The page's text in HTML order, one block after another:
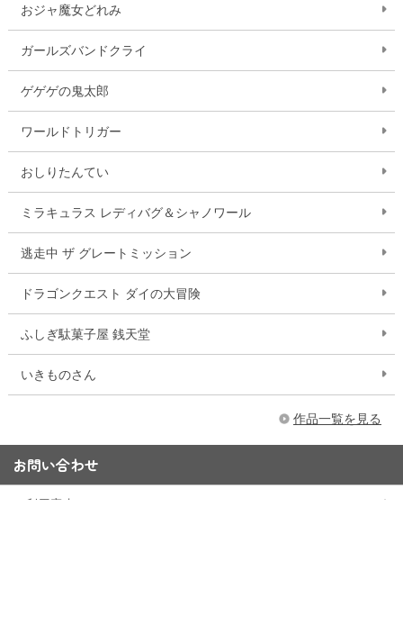
おジャ魔女どれみ
ガールズバンドクライ
ゲゲゲの鬼太郎
ワールドトリガー
おしりたんてい
ミラキュラス レディバグ＆シャノワール
逃走中 ザ グレートミッション
ドラゴンクエスト ダイの大冒険
ふしぎ駄菓子屋 銭天堂
いきものさん
作品一覧を見る
お問い合わせ
ご利用案内